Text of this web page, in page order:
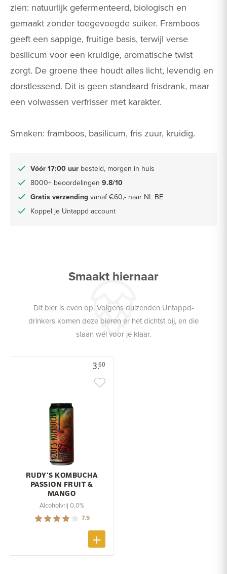
zien: natuurlijk gefermenteerd, biologisch en
gemaakt zonder toegevoegde suiker. Framboos
geeft een sappige, fruitige basis, terwijl verse
basilicum voor een kruidige, aromatische twist
zorgt. De groene thee houdt alles licht, levendig en
dorstlessend. Dit is geen standaard frisdrank, maar
een volwassen verfrisser met karakter.
Smaken: framboos, basilicum, fris zuur, kruidig.
Vóór 17:00 uur besteld, morgen in huis
8000+ beoordelingen 9.8/10
Gratis verzending vanaf €60,- naar NL BE
Koppel je Untappd account
Smaakt hiernaar
Dit bier is even op. Volgens duizenden Untappd-
drinkers komen deze bieren er het dichtst bij, en die
staan wél voor je klaar.
3.60
RUDY'S KOMBUCHA
PASSION FRUIT &
MANGO
Alcoholvrij 0,0%
7.5